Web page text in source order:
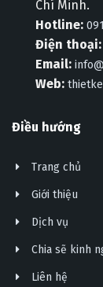
Chí Minh.
Hotline:
Điện thoại:
Email:
Web:
Điều hướng
Trang chủ
Giới thiệu
Dịch vụ
Chia sẽ kinh
Liên hệ